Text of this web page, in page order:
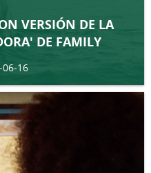
VERSIÓN DE LA
DE FAMILY
16